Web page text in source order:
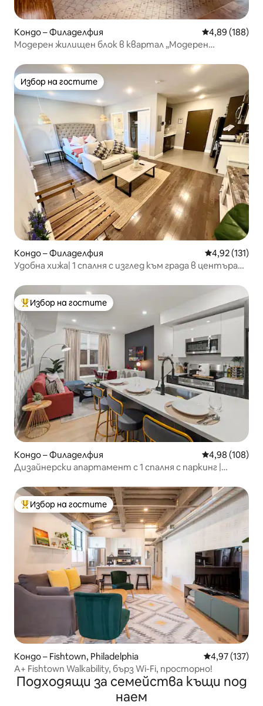
Кондо – Филаделфия Средна
4,89 (188)
Модерен жилищен блок в квартал „Модерен
Избор на гостите
Избор на гостите
Кондо – Филаделфия Средна
4,92 (131)
Удобна хижа| 1 спалня с изглед към града в центъра
Най-популярен избор на гостите
Избор на гостите
Кондо – Филаделфия Средна
4,98 (108)
Дизайнерски апартамент с 1 спалня с паркинг |
Най-популярен избор на гостите
Избор на гостите
Кондо – Fishtown, Philadelphia Средна
4,97 (137)
A+ Fishtown Walkability, бърз Wi-Fi, просторно!
Подходящи за семейства къщи под
наем